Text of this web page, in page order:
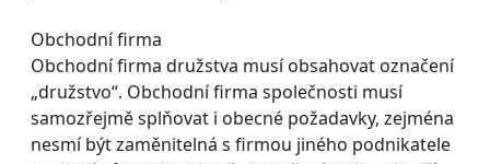
Obchodní firma
Obchodní firma družstva musí obsahovat označení
„družstvo“. Obchodní firma společnosti musí
samozřejmě splňovat i obecné požadavky, zejména
nesmí být zaměnitelná s firmou jiného podnikatele